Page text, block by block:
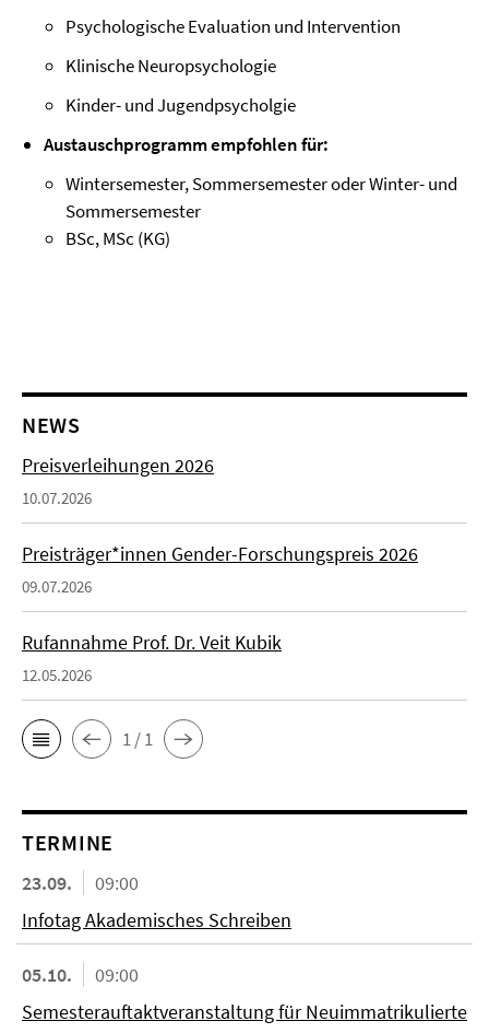
Psychologische Evaluation und Intervention
Klinische Neuropsychologie
Kinder- und Jugendpsycholgie
Austauschprogramm empfohlen für:
Wintersemester, Sommersemester oder Winter- und
Sommersemester
BSc, MSc (KG)
NEWS
Preisverleihungen 2026
10.07.2026
Preisträger*innen Gender-Forschungspreis 2026
09.07.2026
Rufannahme Prof. Dr. Veit Kubik
12.05.2026
1 / 1
TERMINE
23.09.
09:00
Infotag Akademisches Schreiben
05.10.
09:00
Semesterauftaktveranstaltung für Neuimmatrikulierte